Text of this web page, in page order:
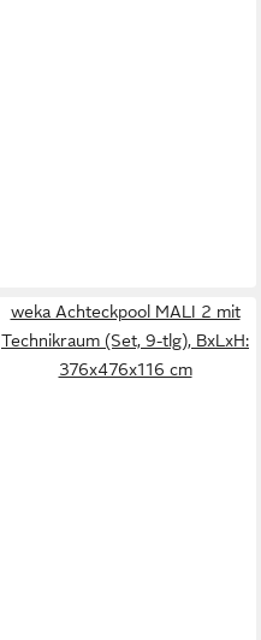
weka Achteckpool MALI 2 mit
Technikraum (Set, 9-tlg), BxLxH:
376x476x116 cm